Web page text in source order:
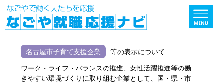
名古屋市子育て支援企業 等の表示について
ワーク・ライフ・バランスの推進、女性活躍推進等の働
きやすい環境づくりに取り組む企業として、国・県・市